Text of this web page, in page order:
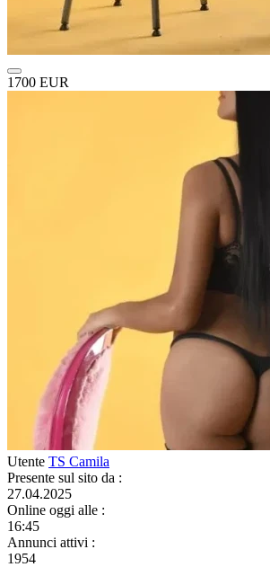
1700 EUR
Utente TS Camila
Presente sul sito da :
27.04.2025
Online oggi alle :
16:45
Annunci attivi :
1954